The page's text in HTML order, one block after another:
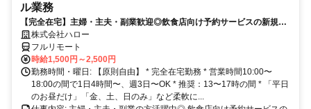
ル業務
【完全在宅】主婦・主夫・副業歓迎◎飲食店向け予約サービスの新規開
拓 株式会社ハロー
フルリモート
時給1,500円～2,500円
勤務時間・曜日: 【原則自由】 * 完全在宅勤務 * 営業時間10:00〜
18:00の間で1日4時間〜、週3日〜OK * 推奨：13〜17時の間 * 「平日
のお昼だけ」「金、土、日のみ」など柔軟に...